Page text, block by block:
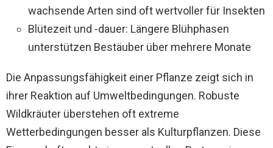
wachsende Arten sind oft wertvoller für Insekten
Blütezeit und -dauer: Längere Blühphasen
unterstützen Bestäuber über mehrere Monate
Die Anpassungsfähigkeit einer Pflanze zeigt sich in
ihrer Reaktion auf Umweltbedingungen. Robuste
Wildkräuter überstehen oft extreme
Wetterbedingungen besser als Kulturpflanzen. Diese